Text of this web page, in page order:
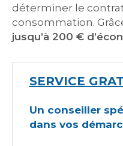
déterminer le
consommation.
jusqu’à 200 €
SERVICE
Un conseiller
dans vos